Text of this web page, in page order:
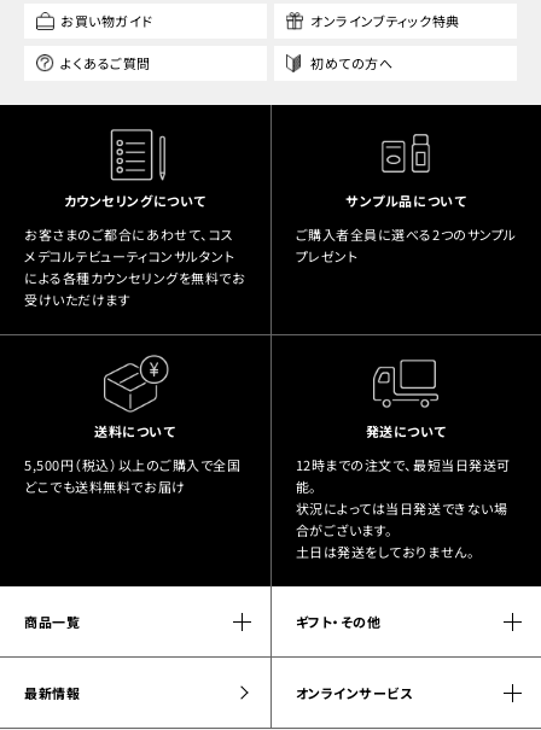
お買い物ガイド オンラインブティック特典
よくあるご質問 初めての方へ
カウンセリングについて
お客さまのご都合にあわせて、コス
メデコルテビューティコンサルタント
による各種カウンセリングを無料でお
受けいただけます
サンプル品について
ご購入者全員に選べる2つのサンプル
プレゼント
送料について
5,500円（税込）以上のご購入で全国
どこでも送料無料でお届け
発送について
12時までの注文で、最短当日発送可
能。
状況によっては当日発送できない場
合がございます。
土日は発送をしておりません。
商品一覧 ギフト・その他
最新情報 オンラインサービス